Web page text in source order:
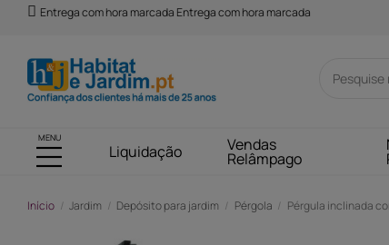
Entrega com hora marcada Entrega com hora marcada
MENU
Liquidação Vendas
Relâmpago
Início Jardim Depósito para jardim Pérgola Pérgula inclinada